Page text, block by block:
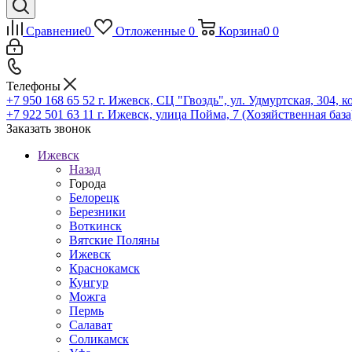
Сравнение0 Отложенные 0 Корзина0 0
Телефоны
+7 950 168 65 52 г. Ижевск, СЦ "Гвоздь", ул. Удмуртская, 304,
+7 922 501 63 11 г. Ижевск, улица Пойма, 7 (Хозяйственная
Заказать звонок
Ижевск
Назад
Города
Белорецк
Березники
Воткинск
Вятские Поляны
Ижевск
Краснокамск
Кунгур
Можга
Пермь
Салават
Соликамск